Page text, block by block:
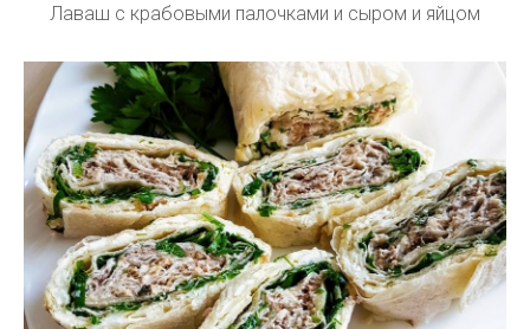
Лаваш с крабовыми палочками и сыром и яйцом